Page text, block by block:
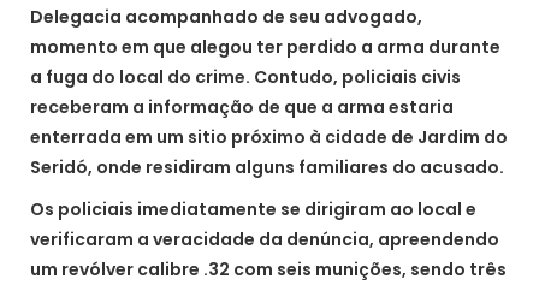
Delegacia acompanhado de seu advogado,
momento em que alegou ter perdido a arma durante
a fuga do local do crime. Contudo, policiais civis
receberam a informação de que a arma estaria
enterrada em um sitio próximo à cidade de Jardim do
Seridó, onde residiram alguns familiares do acusado.
Os policiais imediatamente se dirigiram ao local e
verificaram a veracidade da denúncia, apreendendo
um revólver calibre .32 com seis munições, sendo três